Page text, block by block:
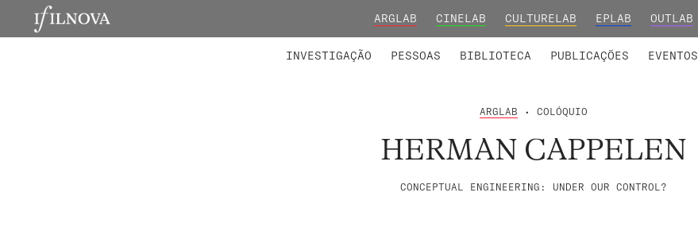
ARGLAB CINELAB CULTURELAB EPLAB OUTLAB
INVESTIGAÇÃO PESSOAS BIBLIOTECA PUBLICAÇÕES EVENTOS
ARGLAB • COLÓQUIO
HERMAN CAPPELEN
CONCEPTUAL ENGINEERING: UNDER OUR CONTROL?